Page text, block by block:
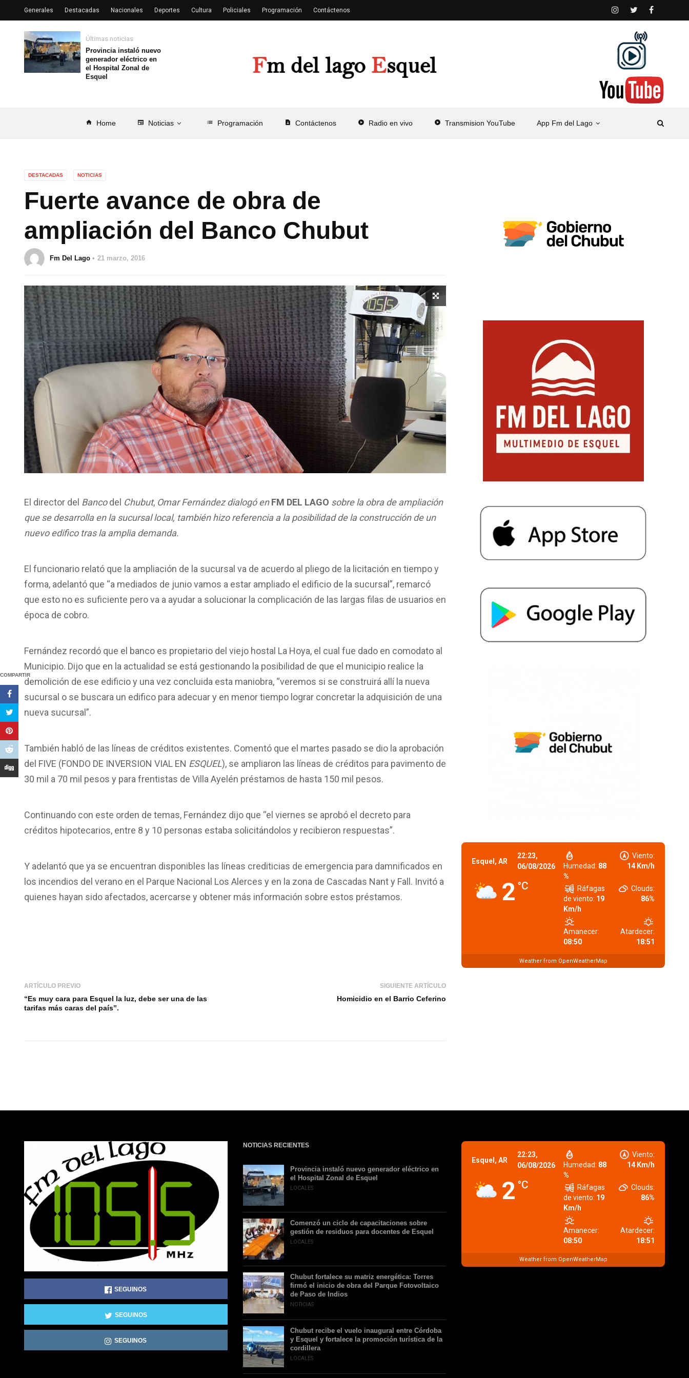
home Home newspaper Noticias list Programación contact_page Contáctenos play_circle Radio en vivo play_circle Transmision YouTube App Fm del Lago
Últimas noticias
Provincia instaló nuevo
generador eléctrico en
el Hospital Zonal de
Esquel
Generales Destacadas Nacionales Deportes Cultura Policiales Programación Contáctenos
DESTACADAS NOTICIAS
Fuerte avance de obra de
ampliación del Banco Chubut
Fm Del Lago 21 marzo, 2016
COMPARTIR
El director del Bancodel Chubut, Omar Fernández dialogó enFM DEL LAGO sobre la obra de ampliación
que se desarrolla en la sucursal local, también hizo referencia a la posibilidad de la construcción de un
nuevo edifico tras la amplia demanda.
El funcionario relató que la ampliación de la sucursal va de acuerdo al pliego de la licitación en tiempo y
forma, adelantó que “a mediados de junio vamos a estar ampliado el edificio de la sucursal”, remarcó
que esto no es suficiente pero va a ayudar a solucionar la complicación de las largas filas de usuarios en
época de cobro.
Fernández recordó que el banco es propietario del viejo hostal La Hoya, el cual fue dado en comodato al
Municipio. Dijo que en la actualidad se está gestionando la posibilidad de que el municipio realice la
demolición de ese edificio y una vez concluida esta maniobra, “veremos si se construirá allí la nueva
sucursal o se buscara un edifico para adecuar y en menor tiempo lograr concretar la adquisición de una
nueva sucursal”.
También habló de las líneas de créditos existentes. Comentó que el martes pasado se dio la aprobación
del FIVE (FONDO DE INVERSION VIAL EN ESQUEL), se ampliaron las líneas de créditos para pavimento de
30 mil a 70 mil pesos y para frentistas de Villa Ayelén préstamos de hasta 150 mil pesos.
Continuando con este orden de temas, Fernández dijo que “el viernes se aprobó el decreto para
créditos hipotecarios, entre 8 y 10 personas estaba solicitándolos y recibieron respuestas”.
Y adelantó que ya se encuentran disponibles las líneas crediticias de emergencia para damnificados en
los incendios del verano en el Parque Nacional Los Alerces y en la zona de Cascadas Nant y Fall. Invitó a
quienes hayan sido afectados, acercarse y obtener más información sobre estos préstamos.
ARTÍCULO PREVIO
“Es muy cara para Esquel la luz, debe ser una de las
tarifas más caras del país”.
SIGUIENTE ARTÍCULO
Homicidio en el Barrio Ceferino
Esquel, AR
22:23,
06/08/2026
2 °C
Humedad: 88
%
Viento:
14 Km/h
Ráfagas
de viento: 19
Km/h
Clouds:
86%
Amanecer:
08:50
Atardecer:
18:51
Weather from OpenWeatherMap
SEGUINOS
SEGUINOS
SEGUINOS
NOTICIAS RECIENTES
Provincia instaló nuevo generador eléctrico en
el Hospital Zonal de Esquel
LOCALES
Comenzó un ciclo de capacitaciones sobre
gestión de residuos para docentes de Esquel
LOCALES
Chubut fortalece su matriz energética: Torres
firmó el inicio de obra del Parque Fotovoltaico
de Paso de Indios
NOTICIAS
Chubut recibe el vuelo inaugural entre Córdoba
y Esquel y fortalece la promoción turística de la
cordillera
LOCALES
Esquel, AR
22:23,
06/08/2026
2 °C
Humedad: 88
%
Viento:
14 Km/h
Ráfagas
de viento: 19
Km/h
Clouds:
86%
Amanecer:
08:50
Atardecer:
18:51
Weather from OpenWeatherMap